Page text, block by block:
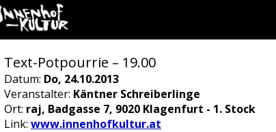
Text-Potpourrie – 19.00
Datum: Do, 24.10.2013
Veranstalter: Käntner Schreiberlinge
Ort: raj, Badgasse 7, 9020 Klagenfurt - 1. Stock
Link: www.innenhofkultur.at